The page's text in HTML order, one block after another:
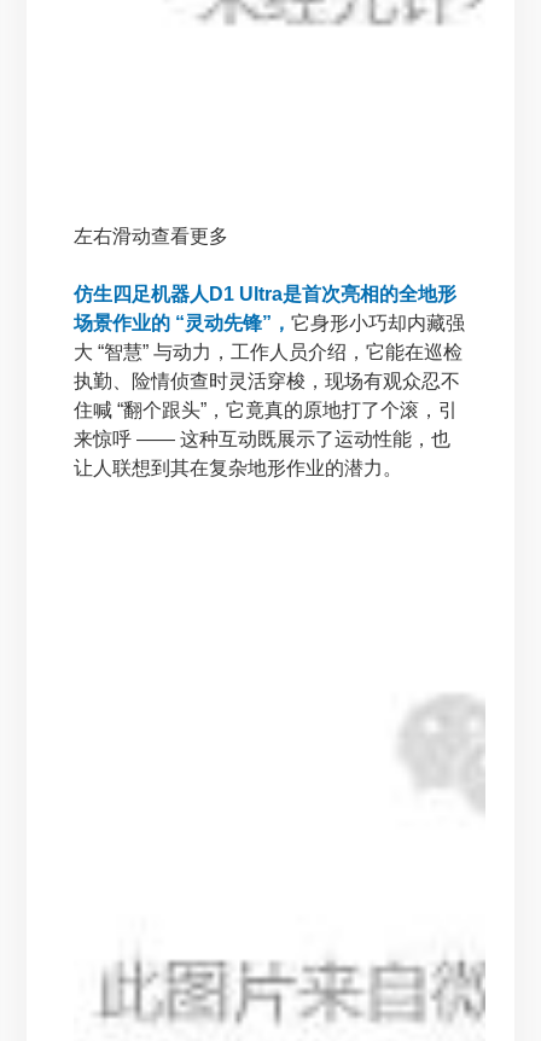
左右滑动查看更多
仿生四足机器人D1 Ultra是首次亮相的全地形
场景作业的 “灵动先锋”，它身形小巧却内藏强
大 “智慧” 与动力，工作人员介绍，它能在巡检
执勤、险情侦查时灵活穿梭，现场有观众忍不
住喊 “翻个跟头”，它竟真的原地打了个滚，引
来惊呼 —— 这种互动既展示了运动性能，也
让人联想到其在复杂地形作业的潜力。